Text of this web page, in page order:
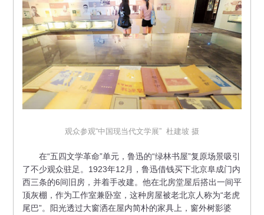
观众参观“中国现当代文学展” 杜建坡 摄
在“五四文学革命”单元，鲁迅的“绿林书屋”复原场景吸引
了不少观众驻足。1923年12月，鲁迅借钱买下北京阜成门内
西三条的6间旧房，并着手改建。他在北房堂屋后搭出一间平
顶灰棚，作为工作室兼卧室，这种房屋被老北京人称为“老虎
尾巴”。阳光透过大窗洒在屋内简朴的家具上，窗外树影婆